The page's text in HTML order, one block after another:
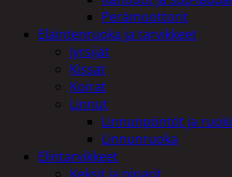
Perämoottorit
Eläintenruoka ja tarvikkeet
Jyrsijät
Kissat
Koirat
Linnut
Linnunpöntöt ja
Linnunruoka
Elintarvikkeet